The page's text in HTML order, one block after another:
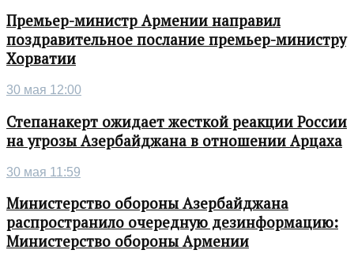
Премьер-министр Армении направил
поздравительное послание премьер-министру
Хорватии
30 мая 12:00
Степанакерт ожидает жесткой реакции России
на угрозы Азербайджана в отношении Арцаха
30 мая 11:59
Министерство обороны Азербайджана
распространило очередную дезинформацию:
Министерство обороны Армении